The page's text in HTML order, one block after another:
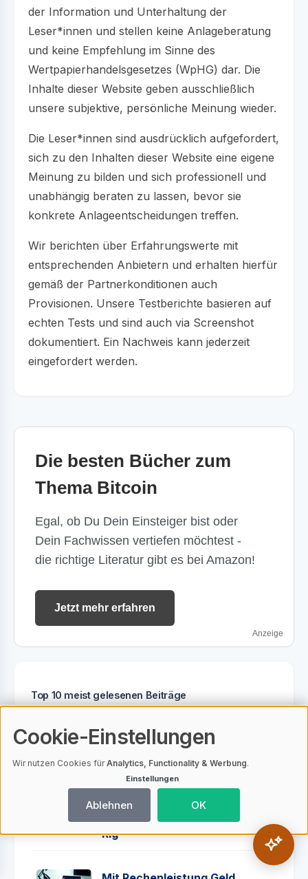
der Information und Unterhaltung der
Leser*innen und stellen keine Anlageberatung
und keine Empfehlung im Sinne des
Wertpapierhandelsgesetzes (WpHG) dar. Die
Inhalte dieser Website geben ausschließlich
unsere subjektive, persönliche Meinung wieder.
Die Leser*innen sind ausdrücklich aufgefordert,
sich zu den Inhalten dieser Website eine eigene
Meinung zu bilden und sich professionell und
unabhängig beraten zu lassen, bevor sie
konkrete Anlageentscheidungen treffen.
Wir berichten über Erfahrungswerte mit
entsprechenden Anbietern und erhalten hierfür
gemäß der Partnerkonditionen auch
Provisionen. Unsere Testberichte basieren auf
echten Tests und sind auch via Screenshot
dokumentiert. Ein Nachweis kann jederzeit
eingefordert werden.
Die besten Bücher zum
Thema Bitcoin
Egal, ob Du Dein Einsteiger bist oder
Dein Fachwissen vertiefen möchtest -
die richtige Literatur gibt es bei Amazon!
Jetzt mehr erfahren
Anzeige
Top 10 meist gelesenen Beiträge
Solana Prognose
Bitcoin Mining für Anfänger:
So startest du deine eigene
Rig
Cookie-Einstellungen
Wir nutzen Cookies fürAnalytics, Functionality & Werbung.
Einstellungen
Ablehnen OK